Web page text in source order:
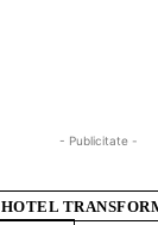
- Publicitate -
HOTEL